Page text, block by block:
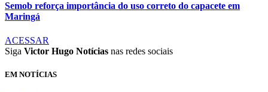
Semob reforça importância do uso correto do capacete em
Maringá
ACESSAR
Siga Victor Hugo Notícias nas redes sociais
EM NOTÍCIAS